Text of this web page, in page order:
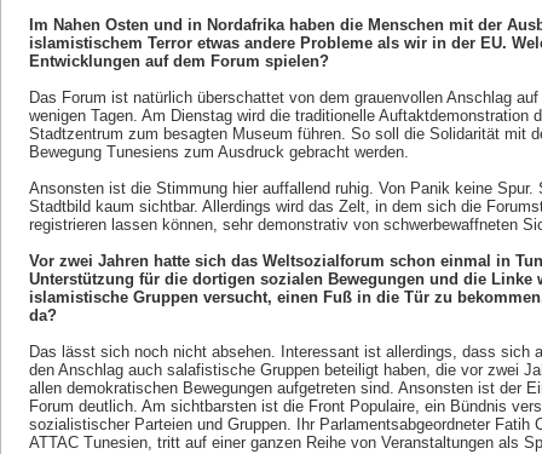
Im Nahen Osten und in Nordafrika haben die Menschen mit der
islamistischem Terror etwas andere Probleme als wir in der EU.
Entwicklungen auf dem Forum spielen?
Das Forum ist natürlich überschattet von dem grauenvollen Anschlag
wenigen Tagen. Am Dienstag wird die traditionelle Auftaktdemonstration
Stadtzentrum zum besagten Museum führen. So soll die Solidarität mit
Bewegung Tunesiens zum Ausdruck gebracht werden.
Ansonsten ist die Stimmung hier auffallend ruhig. Von Panik keine
Stadtbild kaum sichtbar. Allerdings wird das Zelt, in dem sich die
registrieren lassen können, sehr demonstrativ von schwerbewaffneten
Vor zwei Jahren hatte sich das Weltsozialforum schon einmal in
Unterstützung für die dortigen sozialen Bewegungen und die Linke
islamistische Gruppen versucht, einen Fuß in die Tür zu
da?
Das lässt sich noch nicht absehen. Interessant ist allerdings, dass sich
den Anschlag auch salafistische Gruppen beteiligt haben, die vor zwei
allen demokratischen Bewegungen aufgetreten sind. Ansonsten ist der
Forum deutlich. Am sichtbarsten ist die Front Populaire, ein Bündnis
sozialistischer Parteien und Gruppen. Ihr Parlamentsabgeordneter Fatih
ATTAC Tunesien, tritt auf einer ganzen Reihe von Veranstaltungen als